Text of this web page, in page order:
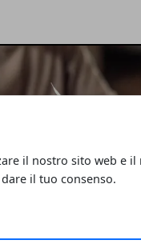
il nostro sito web e il
il tuo consenso.